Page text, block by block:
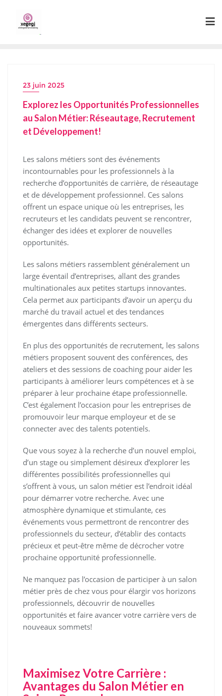
content
23 juin 2025
Explorez les Opportunités Professionnelles
au Salon Métier: Réseautage, Recrutement
et Développement!
Les salons métiers sont des événements
incontournables pour les professionnels à la
recherche d’opportunités de carrière, de réseautage
et de développement professionnel. Ces salons
offrent un espace unique où les entreprises, les
recruteurs et les candidats peuvent se rencontrer,
échanger des idées et explorer de nouvelles
opportunités.
Les salons métiers rassemblent généralement un
large éventail d’entreprises, allant des grandes
multinationales aux petites startups innovantes.
Cela permet aux participants d’avoir un aperçu du
marché du travail actuel et des tendances
émergentes dans différents secteurs.
En plus des opportunités de recrutement, les salons
métiers proposent souvent des conférences, des
ateliers et des sessions de coaching pour aider les
participants à améliorer leurs compétences et à se
préparer à leur prochaine étape professionnelle.
C’est également l’occasion pour les entreprises de
promouvoir leur marque employeur et de se
connecter avec des talents potentiels.
Que vous soyez à la recherche d’un nouvel emploi,
d’un stage ou simplement désireux d’explorer les
différentes possibilités professionnelles qui
s’offrent à vous, un salon métier est l’endroit idéal
pour démarrer votre recherche. Avec une
atmosphère dynamique et stimulante, ces
événements vous permettront de rencontrer des
professionnels du secteur, d’établir des contacts
précieux et peut-être même de décrocher votre
prochaine opportunité professionnelle.
Ne manquez pas l’occasion de participer à un salon
métier près de chez vous pour élargir vos horizons
professionnels, découvrir de nouvelles
opportunités et faire avancer votre carrière vers de
nouveaux sommets!
Maximisez Votre Carrière :
Avantages du Salon Métier en